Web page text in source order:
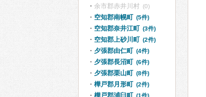
余市郡赤井川村 (0)
空知郡南幌町 (5件)
空知郡奈井江町 (3件)
空知郡上砂川町 (2件)
夕張郡由仁町 (4件)
夕張郡長沼町 (6件)
夕張郡栗山町 (8件)
樺戸郡月形町 (2件)
樺戸郡浦臼町 (1件)